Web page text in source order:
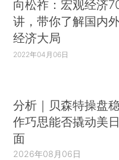
向松祚：宏观经济
讲，带你了解国内
经济大局
2022年04月06日
分析｜贝森特操盘
作巧思能否撬动美
面
2026年08月06日